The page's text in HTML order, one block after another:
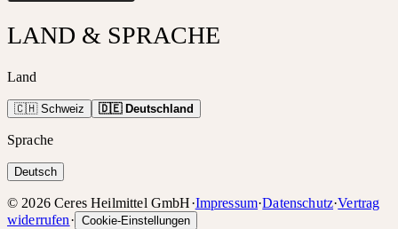
LAND & SPRACHE
Land
🇨🇭 Schweiz 🇩🇪 Deutschland
Sprache
Deutsch
© 2026 Ceres Heilmittel GmbH·Impressum·Datenschutz·Vertrag
widerrufen· Cookie-Einstellungen